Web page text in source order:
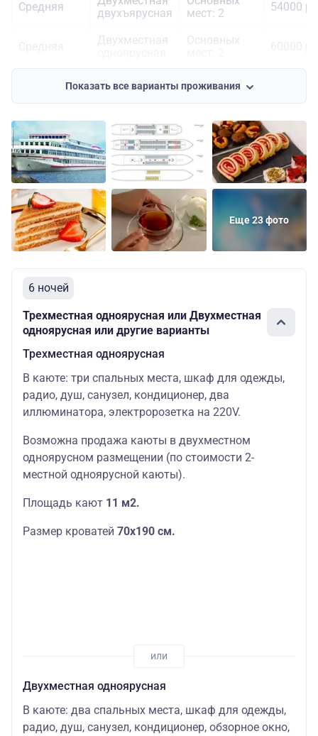
Средняя
двухъярусная
мест: 2
54000
Двухместная
Основных
Шлюпочная
одноярусная
мест: 2
Показать все варианты проживания
Еще 23 фото
6 ночей
Трехместная одноярусная или Двухместная
одноярусная или другие варианты
Трехместная одноярусная
В каюте: три спальных места, шкаф для одежды,
радио, душ, санузел, кондиционер, два
иллюминатора, электророзетка на 220V.
Возможна продажа каюты в двухместном
одноярусном размещении (по стоимости 2-
местной одноярусной каюты).
Площадь кают 11 м2.
Размер кроватей 70х190 см.
Двухместная одноярусная
В каюте: два спальных места, шкаф для одежды,
радио, душ, санузел, кондиционер, обзорное окно,